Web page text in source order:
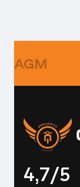
AGM
4,7/5